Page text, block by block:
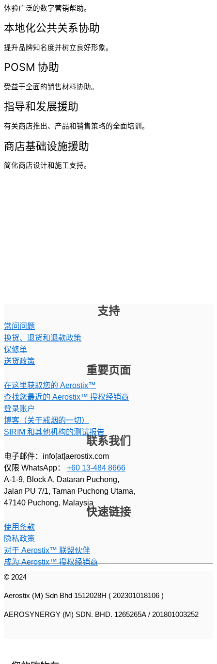
体验广泛的数字营销帮助。
本地化公共关系协助
提升品牌知名度并树立良好形象。
POSM 协助
受益于全面的销售材料协助。
指导和发展援助
有关商店推出、产品和销售策略的全面培训。
商店基础设施援助
简化商店设计和施工支持。
支持
常问问题
换货、退货和退款政策
保修单
送货政策
重要页面
在这里获取您的 Aerostix™
查找您最近的 Aerostix™ 授权经销商
登录账户
博客（关于戒烟的一切）
SIRIM 和其他机构的测试报告
联系我们
电子邮件：info[at]aerostix.com
仅限 WhatsApp： +60 13-484 8666
A-1-9, Block A, Dataran Puchong,
Jalan PU 7/1, Taman Puchong Utama,
47140 Puchong, Malaysia
快速链接
使用条款
隐私政策
对于 Aerostix™ 联盟伙伴
成为 Aerostix™ 授权经销商
© 2024
Aerostix (M) Sdn Bhd 1512028H ( 202301018106 )
AEROSYNERGY (M) SDN. BHD. 1265265A / 201801003252